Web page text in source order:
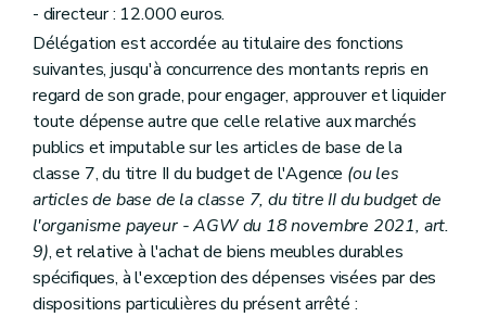
- directeur : 12.000 euros.
Délégation est accordée au titulaire des fonctions
suivantes, jusqu'à concurrence des montants repris en
regard de son grade, pour engager, approuver et liquider
toute dépense autre que celle relative aux marchés
publics et imputable sur les articles de base de la
classe 7, du titre II du budget de l'Agence (ou les
articles de base de la classe 7, du titre II du budget de
l'organisme payeur - AGW du 18 novembre 2021, art.
9), et relative à l'achat de biens meubles durables
spécifiques, à l'exception des dépenses visées par des
dispositions particulières du présent arrêté :